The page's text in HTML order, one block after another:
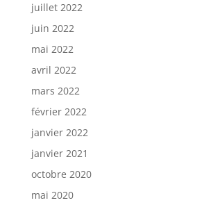
juillet 2022
juin 2022
mai 2022
avril 2022
mars 2022
février 2022
janvier 2022
janvier 2021
octobre 2020
mai 2020